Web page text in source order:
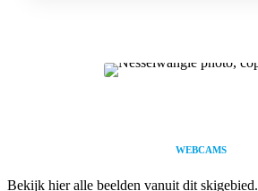
WEBCAMS
Bekijk hier alle beelden vanuit dit skigebied.